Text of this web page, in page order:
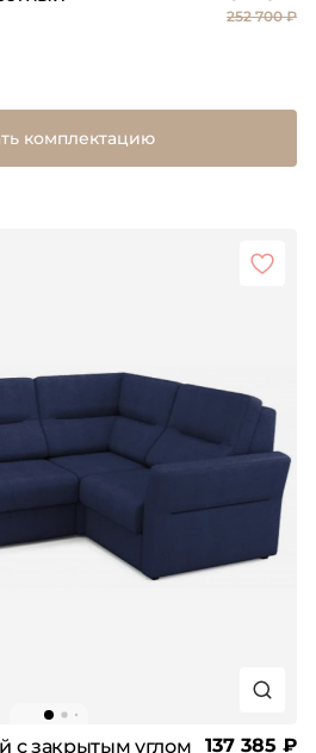
252 700 ₽
комплектацию
с закрытым углом 137 385 ₽